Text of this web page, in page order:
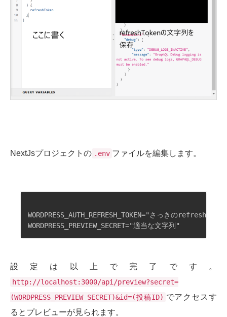
NextJsプロジェクトの .env ファイルを編集します。
WORDPRESS_AUTH_REFRESH_TOKEN="さっきの
設定は以上で完了です。
http://localhost:3000/api/preview?secret=
(WORDPRESS_PREVIEW_SECRET)&id=(投稿ID) でアクセスす
るとプレビューが見られます。